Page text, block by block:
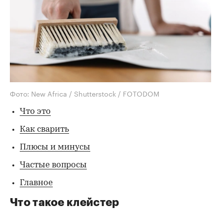
Фото: New Africa / Shutterstock / FOTODOM
Что это
Как сварить
Плюсы и минусы
Частые вопросы
Главное
Что такое клейстер